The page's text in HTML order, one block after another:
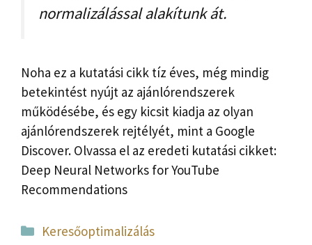
normalizálással alakítunk át.
Noha ez a kutatási cikk tíz éves, még mindig
betekintést nyújt az ajánlórendszerek
működésébe, és egy kicsit kiadja az olyan
ajánlórendszerek rejtélyét, mint a Google
Discover. Olvassa el az eredeti kutatási cikket:
Deep Neural Networks for YouTube
Recommendations
Kategória
Keresőoptimalizálás